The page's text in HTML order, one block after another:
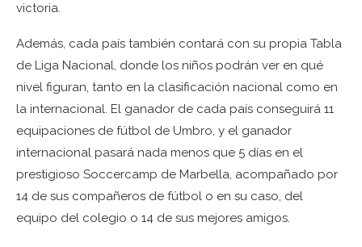
victoria.
Además, cada país también contará con su propia Tabla
de Liga Nacional, donde los niños podrán ver en qué
nivel figuran, tanto en la clasificación nacional como en
la internacional. El ganador de cada país conseguirá 11
equipaciones de fútbol de Umbro, y el ganador
internacional pasará nada menos que 5 días en el
prestigioso Soccercamp de Marbella, acompañado por
14 de sus compañeros de fútbol o en su caso, del
equipo del colegio o 14 de sus mejores amigos.